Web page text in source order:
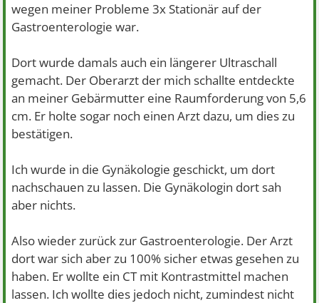
wegen meiner Probleme 3x Stationär auf der
Gastroenterologie war.
Dort wurde damals auch ein längerer Ultraschall
gemacht. Der Oberarzt der mich schallte entdeckte
an meiner Gebärmutter eine Raumforderung von 5,6
cm. Er holte sogar noch einen Arzt dazu, um dies zu
bestätigen.
Ich wurde in die Gynäkologie geschickt, um dort
nachschauen zu lassen. Die Gynäkologin dort sah
aber nichts.
Also wieder zurück zur Gastroenterologie. Der Arzt
dort war sich aber zu 100% sicher etwas gesehen zu
haben. Er wollte ein CT mit Kontrastmittel machen
lassen. Ich wollte dies jedoch nicht, zumindest nicht